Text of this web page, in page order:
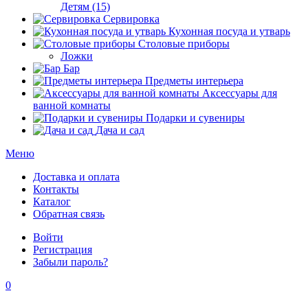
Детям (15)
Сервировка
Кухонная посуда и утварь
Столовые приборы
Ложки
Бар
Предметы интерьера
Аксессуары для
ванной комнаты
Подарки и сувениры
Дача и сад
Меню
Доставка и оплата
Контакты
Каталог
Обратная связь
Войти
Регистрация
Забыли пароль?
0